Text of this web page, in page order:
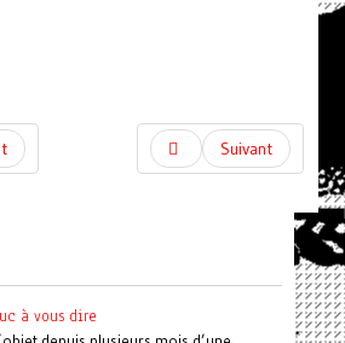
Suivant
à vous dire